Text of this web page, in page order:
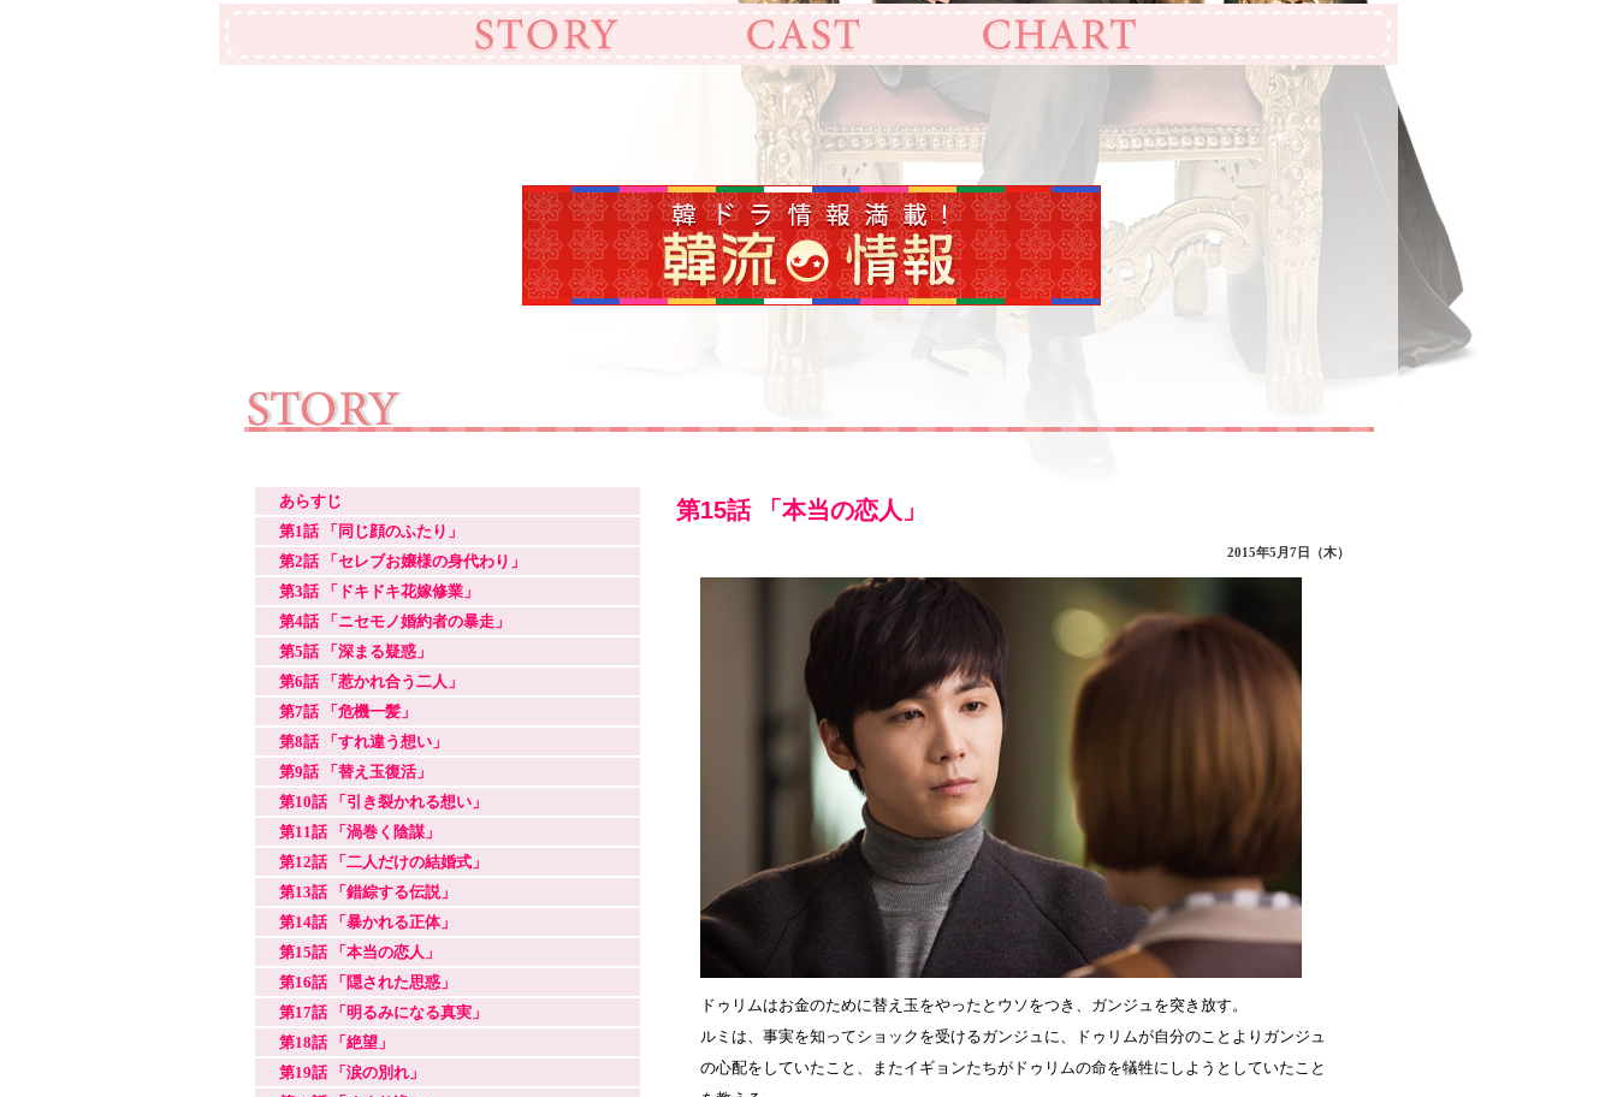
第15話 「本当の恋人」
2015年5月7日（木）
ドゥリムはお金のために替え玉をやったとウソをつき、ガンジュを突き放す。
ルミは、事実を知ってショックを受けるガンジュに、ドゥリムが自分のことよりガンジュ
の心配をしていたこと、またイギョンたちがドゥリムの命を犠牲にしようとしていたこと
あらすじ
第1話 「同じ顔のふたり」
第2話 「セレブお嬢様の身代わり」
第3話 「ドキドキ花嫁修業」
第4話 「ニセモノ婚約者の暴走」
第5話 「深まる疑惑」
第6話 「惹かれ合う二人」
第7話 「危機一髪」
第8話 「すれ違う想い」
第9話 「替え玉復活」
第10話 「引き裂かれる想い」
第11話 「渦巻く陰謀」
第12話 「二人だけの結婚式」
第13話 「錯綜する伝説」
第14話 「暴かれる正体」
第15話 「本当の恋人」
第16話 「隠された思惑」
第17話 「明るみになる真実」
第18話 「絶望」
第19話 「涙の別れ」